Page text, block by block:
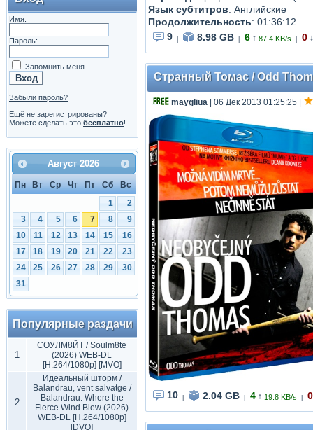
Имя:
Пароль:
Запомнить меня
Забыли пароль?
Ещё не зарегистрированы?
Можете сделать это бесплатно!
Август 2026
Пн Вт Ср Чт Пт Сб
Вс
1
2
3
4 5 6 7 8
9
10
11 12 13 14 15
16
17
18 19 20 21 22
23
24
25 26 27 28 29
30
31
Популярные раздачи
1
СОУЛМ8ЙТ / Soulm8te
(2026) WEB-DL
[H.264/1080p] [MVO]
2
Идеальный шторм /
Balandrau, vent salvatge /
Balandrau: Where the
Fierce Wind Blew (2026)
WEB-DL [H.264/1080p]
[DVO]
Язык субтитров: Английские
Продолжительность: 01:36:12
9
8.98 GB 6 ↑ 87.4 KB/s 0 ↓
Странный Томас / Odd
maygliua | 06 Дек 2013 01:25:25
10 2.04 GB 4 ↑ 19.8 KB/s 0